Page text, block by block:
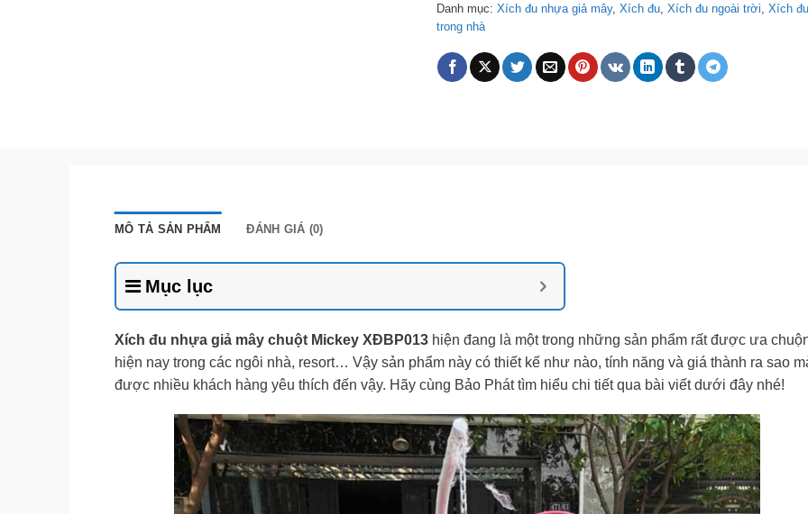
Danh mục: Xích đu nhựa giả mây, Xích đu, Xích đu ngoài trời Xích đu
trong nhà
MÔ TẢ SẢN PHẨM ĐÁNH GIÁ (0)
Mục lục
Xích đu nhựa giả mây chuột Mickey XĐBP013 hiện đang là một trong những sản phẩm rất được ưa
hiện nay trong các ngôi nhà, resort… Vậy sản phẩm này có thiết kế như nào, tính năng và giá thành ra sao
được nhiều khách hàng yêu thích đến vậy. Hãy cùng Bảo Phát tìm hiểu chi tiết qua bài viết dưới đây nhé!